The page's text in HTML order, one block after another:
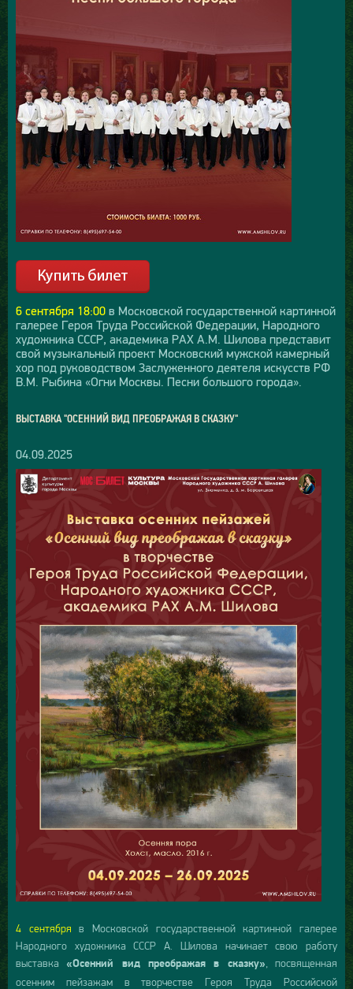
6 сентября 18:00 в Московской государственной картинной
галерее Героя Труда Российской Федерации, Народного
художника СССР, академика РАХ А.М. Шилова представит
свой музыкальный проект Московский мужской камерный
хор под руководством Заслуженного деятеля искусств РФ
В.М. Рыбина «Огни Москвы. Песни большого города».
ВЫСТАВКА "ОСЕННИЙ ВИД ПРЕОБРАЖАЯ В СКАЗКУ"
04.09.2025
4 сентября в Московской государственной картинной галерее
Народного художника СССР А. Шилова начинает свою работу
выставка «Осенний вид преображая в сказку» , посвященная
осенним пейзажам в творчестве Героя Труда Российской